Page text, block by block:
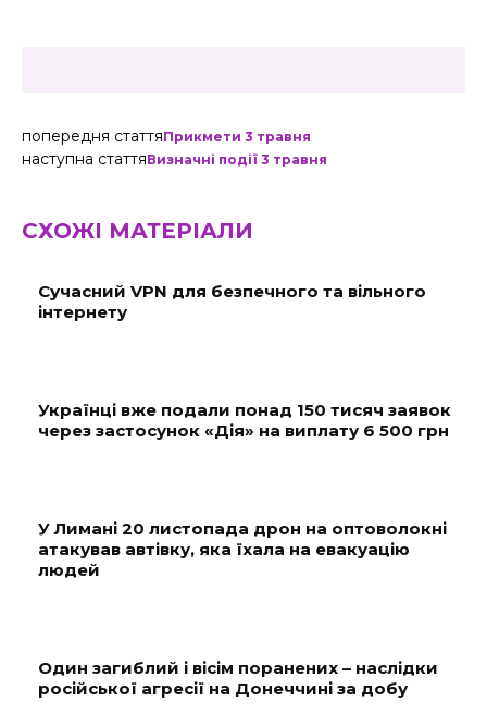
попередня статтяПрикмети 3 травня
наступна статтяВизначні події 3 травня
СХОЖІ МАТЕРІАЛИ
Сучасний VPN для безпечного та вільного
інтернету
Українці вже подали понад 150 тисяч заявок
через застосунок «Дія» на виплату 6 500 грн
У Лимані 20 листопада дрон на оптоволокні
атакував автівку, яка їхала на евакуацію
людей
Один загиблий і вісім поранених – наслідки
російської агресії на Донеччині за добу